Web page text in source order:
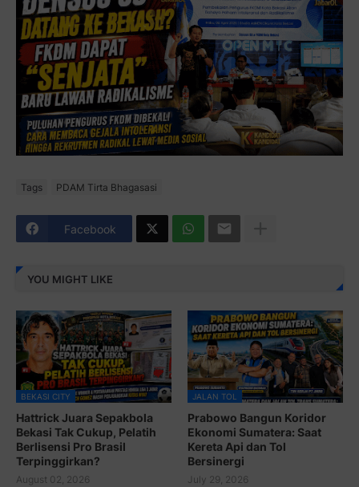
Tags PDAM Tirta Bhagasasi
Facebook
YOU MIGHT LIKE
BEKASI CITY
Hattrick Juara Sepakbola
Bekasi Tak Cukup, Pelatih
Berlisensi Pro Brasil
Terpinggirkan?
August 02, 2026
JALAN TOL
Prabowo Bangun Koridor
Ekonomi Sumatera: Saat
Kereta Api dan Tol
Bersinergi
July 29, 2026